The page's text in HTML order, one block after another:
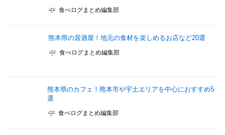
食べログまとめ編集部
熊本県の居酒屋！地元の食材を楽しめるお店など20選
食べログまとめ編集部
熊本県のカフェ！熊本市や宇土エリアを中心におすすめ5
選
食べログまとめ編集部